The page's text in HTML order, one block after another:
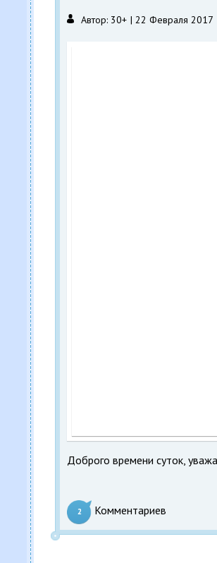
Автор: 30+ 22 Февраля 2017
Доброго времени суток,
2 Комментариев